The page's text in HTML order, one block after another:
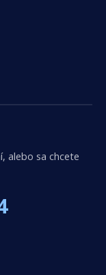
alebo sa chcete